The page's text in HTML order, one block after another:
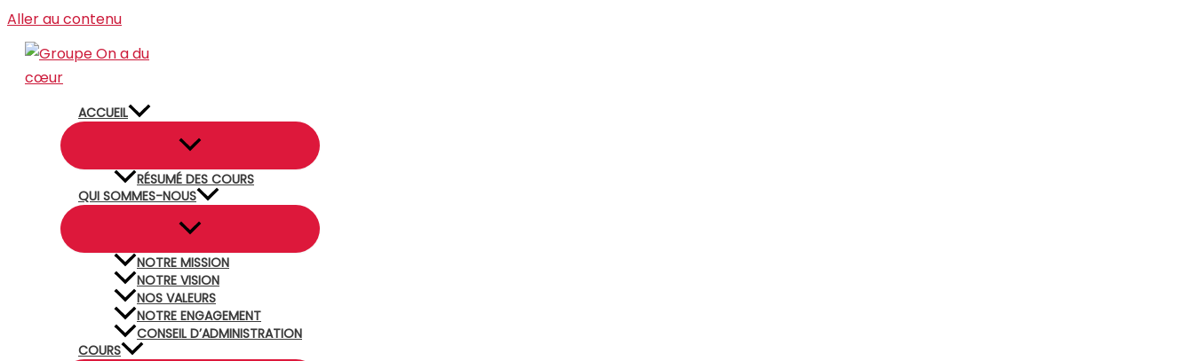
Aller au contenu
ACCUEIL
RÉSUMÉ DES COURS
QUI SOMMES-NOUS
NOTRE MISSION
NOTRE VISION
NOS VALEURS
NOTRE ENGAGEMENT
CONSEIL D’ADMINISTRATION
COURS